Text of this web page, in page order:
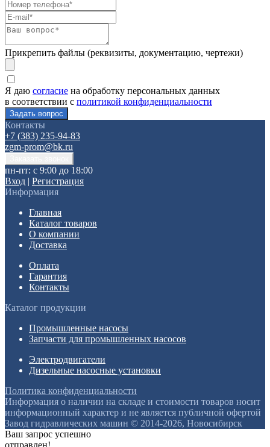
Прикрепить файлы (реквизиты, документацию, чертежи)
Я даю согласие на обработку персональных данных
в соответствии с политикой конфиденциальности
Контакты
+7 (383) 235-94-83
zgm-prom@bk.ru
пн-пт: с 9:00 до 18:00
Вход | Регистрация
Информация
Главная
Каталог товаров
О компании
Доставка
Оплата
Гарантия
Контакты
Каталог продукции
Промышленные насосы
Запчасти для промышленных насосов
Электродвигатели
Дизельные насосные установки
Политика конфиденциальности
Информация о наличии на складе и стоимости товаров носит
информационный характер и не является публичной офертой
Завод гидравлических машин © 2014-2026, Новосибирск
Ваш запрос успешно
отправлен!